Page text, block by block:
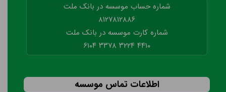
شماره حساب موسسه در بانک ملت
۸۱۲۷۸۱۲۸۸۶
شماره کارت موسسه در بانک ملت
۴۴۱۰ ۳۲۲۴ ۳۳۷۸ ۶۱۰۴
اطلاعات تماس موسسه